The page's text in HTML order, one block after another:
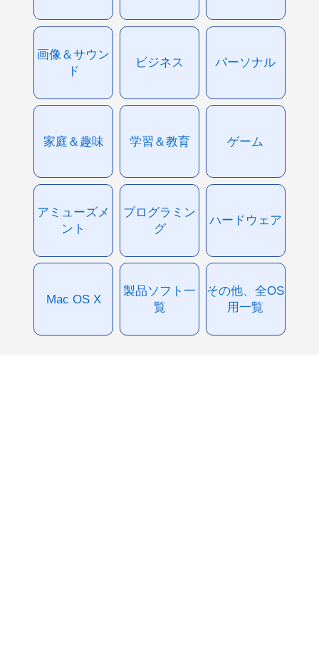
画像＆サウン
ド
ビジネス パーソナル
家庭＆趣味 学習＆教育 ゲーム
アミューズメ
ント
プログラミン
グ
ハードウェア
Mac OS X
製品ソフト一
覧
その他、全OS
用一覧